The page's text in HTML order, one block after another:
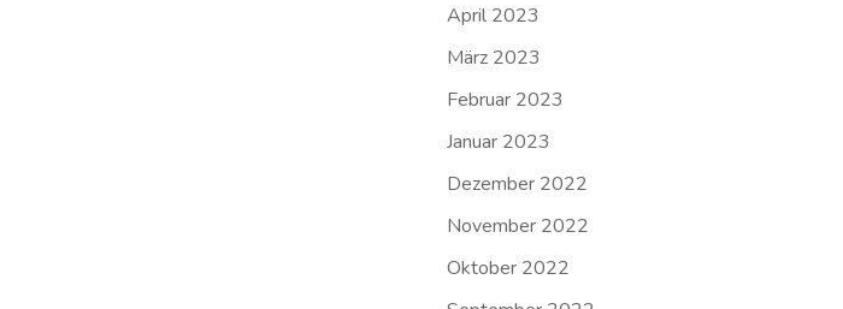
April 2023
März 2023
Februar 2023
Januar 2023
Dezember 2022
November 2022
Oktober 2022